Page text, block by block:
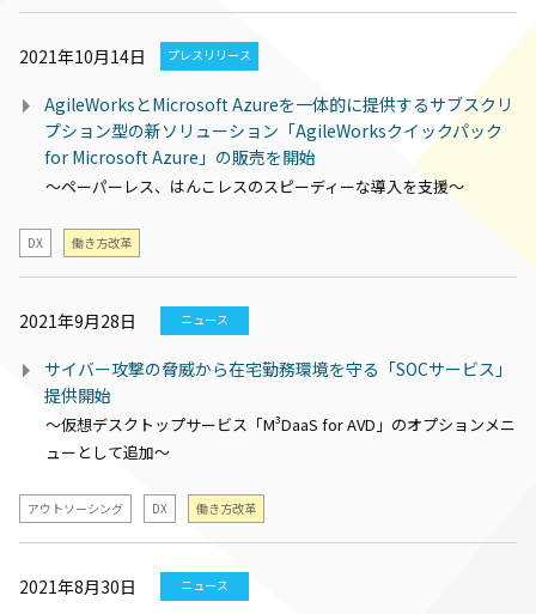
2021年10月14日 プレスリリース
AgileWorksとMicrosoft Azureを一体的に提供するサブスクリ
プション型の新ソリューション「AgileWorksクイックパック
for Microsoft Azure」の販売を開始
～ペーパーレス、はんこレスのスピーディーな導入を支援～
DX 働き方改革
2021年9月28日 ニュース
サイバー攻撃の脅威から在宅勤務環境を守る「SOCサービス」
提供開始
～仮想デスクトップサービス「M³DaaS for AVD」のオプションメニ
ューとして追加～
アウトソーシング DX 働き方改革
2021年8月30日 ニュース